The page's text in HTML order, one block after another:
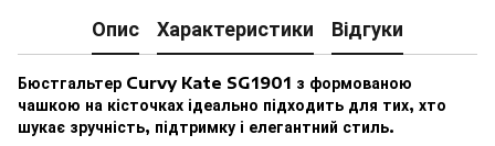
Опис Характеристики Відгуки
Бюстгальтер Curvy Kate SG1901 з формованою
чашкою на кісточках ідеально підходить для тих, хто
шукає зручність, підтримку і елегантний стиль.